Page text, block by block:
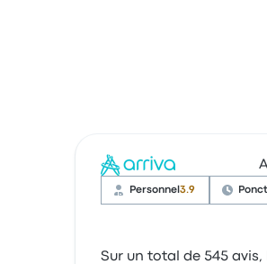
Personnel 3.9
Sur un total de 545